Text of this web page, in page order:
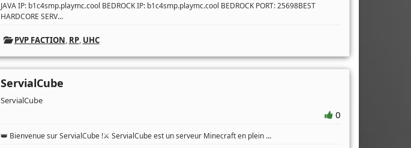
JAVA IP: b1c4smp.playmc.cool BEDROCK IP: b1c4smp.playmc.cool BEDROCK PORT: 25698BEST
HARDCORE SERV...
PVP FACTION, RP, UHC
ServialCube
ServialCube
0
👑 Bienvenue sur ServialCube !⚔️ ServialCube est un serveur Minecraft en plein ...